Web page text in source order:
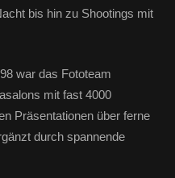
bis hin zu Shootings mit
war das Fototeam
mit fast 4000
Präsentationen über ferne
durch spannende